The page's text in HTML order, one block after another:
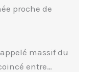
dans les
articles